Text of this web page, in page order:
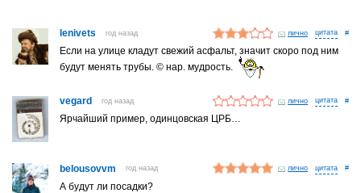
lenivets год назад лично #
Если на улице кладут свежий асфальт, значит скоро под ним
будут менять трубы. © нар. мудрость.
vegard год назад лично #
Ярчайший пример, одинцовская ЦРБ…
belousovvm год назад лично #
А будут ли посадки?